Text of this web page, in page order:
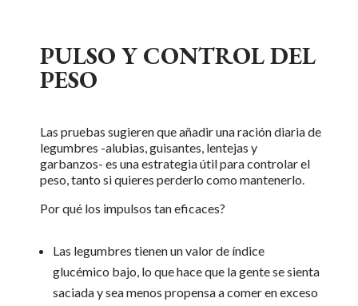
PULSO Y CONTROL DEL
PESO
Las pruebas sugieren que añadir una ración diaria de
legumbres -alubias, guisantes, lentejas y
garbanzos- es una estrategia útil para controlar el
peso, tanto si quieres perderlo como mantenerlo.
Por qué los impulsos taneficaces?
Las legumbres tienen un valor de índice
glucémico bajo, lo que hace que la gente se sienta
saciada y sea menos propensa a comer en exceso